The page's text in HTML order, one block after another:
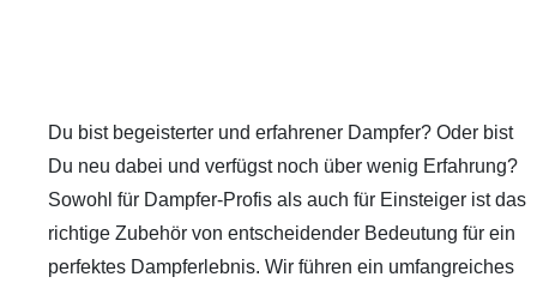
Du bist begeisterter und erfahrener Dampfer? Oder bist
Du neu dabei und verfügst noch über wenig Erfahrung?
Sowohl für Dampfer-Profis als auch für Einsteiger ist das
richtige Zubehör von entscheidender Bedeutung für ein
perfektes Dampferlebnis. Wir führen ein umfangreiches